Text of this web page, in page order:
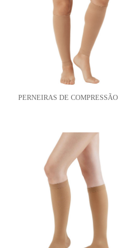
PERNEIRAS DE COMPRESSÃO